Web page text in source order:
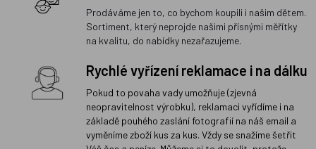
Prodáváme jen to, co bychom koupili i našim dětem.
Sortiment, který neprojde našimi přísnými měřítky
na kvalitu, do nabídky nezařazujeme.
Rychlé vyřízení reklamace i na dálku
Pokud to povaha vady umožňuje (zjevná
neopravitelnost výrobku), reklamaci vyřídíme i na
základě pouhého zaslání fotografií na náš email a
vyměníme zboží kus za kus. Vždy se snažíme šetřit